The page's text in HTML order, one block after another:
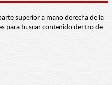
superior a mano derecha de la
para buscar contenido dentro de